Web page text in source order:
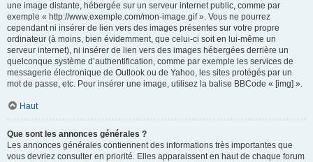
une image distante, hébergée sur un serveur internet public, comme par
exemple « http://www.exemple.com/mon-image.gif ». Vous ne pourrez
cependant ni insérer de lien vers des images présentes sur votre propre
ordinateur (à moins, bien évidemment, que celui-ci soit en lui-même un
serveur internet), ni insérer de lien vers des images hébergées derrière un
quelconque système d’authentification, comme par exemple les services de
messagerie électronique de Outlook ou de Yahoo, les sites protégés par un
mot de passe, etc. Pour insérer une image, utilisez la balise BBCode « [img] ».
Haut
Que sont les annonces générales ?
Les annonces générales contiennent des informations très importantes que
vous devriez consulter en priorité. Elles apparaissent en haut de chaque forum